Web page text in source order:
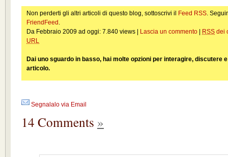
Non perderti gli altri articoli di questo blog, sottoscrivi il Feed RSS.
FriendFeed .
Da Febbraio 2009 ad oggi: 7.840 views |
Lascia un commento RSS dei
URL
Dai uno sguardo in basso, hai molte opzioni per interagire, discutere
articolo.
Segnalalo via Email
14 Comments »